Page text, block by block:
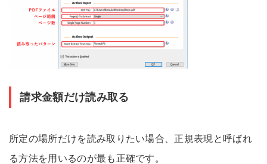
請求金額だけ読み取る
所定の場所だけを読み取りたい場合、正規表現と呼ばれ
る方法を用いるのが最も正確です。